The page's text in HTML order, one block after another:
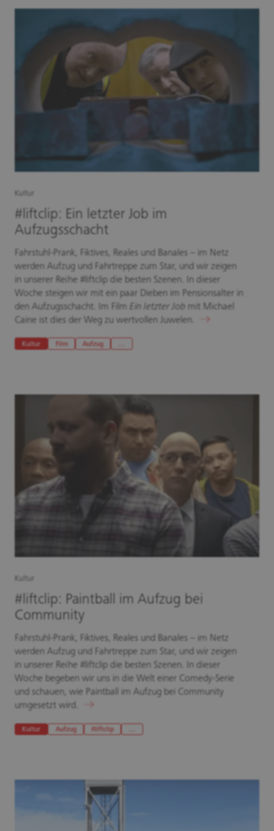
Kultur
#liftclip: Ein letzter Job im
Aufzugsschacht
Fahrstuhl-Prank, Fiktives, Reales und Banales – im Netz
werden Aufzug und Fahrtreppe zum Star, und wir zeigen
in unserer Reihe #liftclip die besten Szenen. In dieser
Woche steigen wir mit ein paar Dieben im Pensionsalter in
den Aufzugsschacht. Im Film
Ein letzter Job mit Michael
Caine ist dies der Weg zu wertvollen Juwelen.
Kultur Film Aufzug
Kultur
#liftclip: Paintball im Aufzug bei
Community
Fahrstuhl-Prank, Fiktives, Reales und Banales – im Netz
werden Aufzug und Fahrtreppe zum Star, und wir zeigen
in unserer Reihe #liftclip die besten Szenen. In dieser
Woche begeben wir uns in die Welt einer Comedy-Serie
und schauen, wie Paintball im Aufzug bei Community
umgesetzt wird.
Kultur Aufzug #liftclip